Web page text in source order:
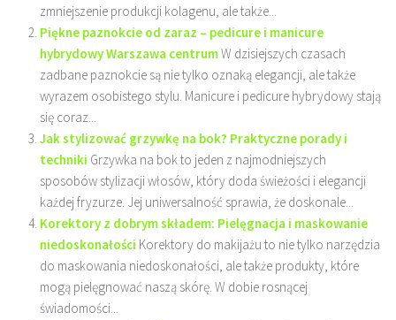
zmniejszenie produkcji kolagenu, ale także...
Piękne paznokcie od zaraz – pedicure i manicure
hybrydowy Warszawa centrumW dzisiejszych czasach
zadbane paznokcie są nie tylko oznaką elegancji, ale także
wyrazem osobistego stylu. Manicure i pedicure hybrydowy stają
się coraz...
Jak stylizować grzywkę na bok? Praktyczne porady i
techniki Grzywka na bok to jeden z najmodniejszych
sposobów stylizacji włosów, który doda świeżości i elegancji
każdej fryzurze. Jej uniwersalność sprawia, że doskonale...
Korektory z dobrym składem: Pielęgnacja i maskowanie
niedoskonałości Korektory do makijażu to nie tylko narzędzia
do maskowania niedoskonałości, ale także produkty, które
mogą pielęgnować naszą skórę. W dobie rosnącej
świadomości...